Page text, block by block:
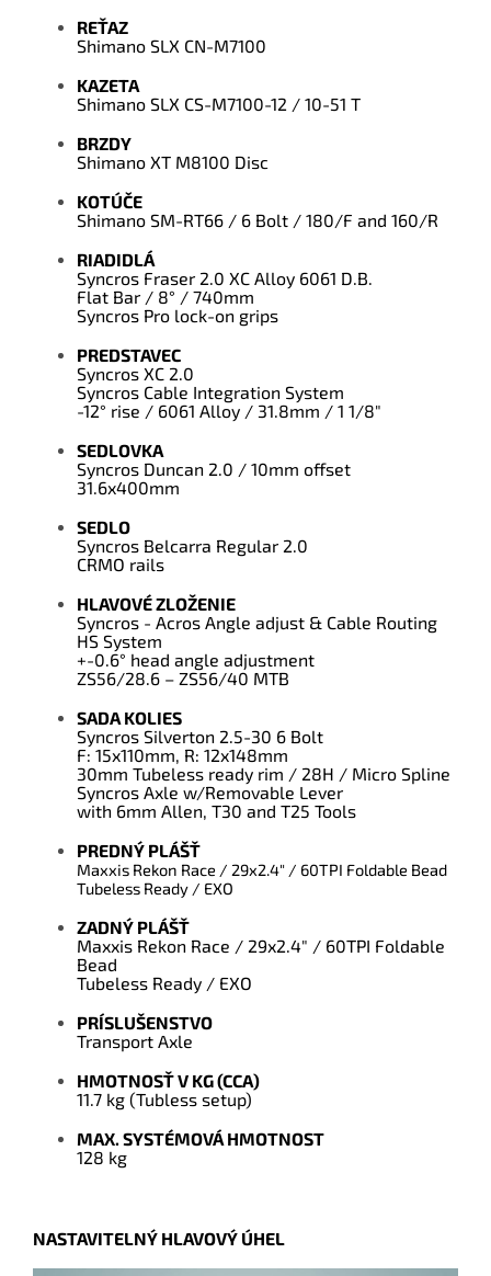
REŤAZ
Shimano SLX CN-M7100
KAZETA
Shimano SLX CS-M7100-12 / 10-51 T
BRZDY
Shimano XT M8100 Disc
KOTÚČE
Shimano SM-RT66 / 6 Bolt / 180/F and 160/R
RIADIDLÁ
Syncros Fraser 2.0 XC Alloy 6061 D.B.
Flat Bar / 8° / 740mm
Syncros Pro lock-on grips
PREDSTAVEC
Syncros XC 2.0
Syncros Cable Integration System
-12° rise / 6061 Alloy / 31.8mm / 1 1/8"
SEDLOVKA
Syncros Duncan 2.0 / 10mm offset
31.6x400mm
SEDLO
Syncros Belcarra Regular 2.0
CRMO rails
HLAVOVÉ ZLOŽENIE
Syncros - Acros Angle adjust & Cable Routing
HS System
+-0.6° head angle adjustment
ZS56/28.6 – ZS56/40 MTB
SADA KOLIES
Syncros Silverton 2.5-30 6 Bolt
F: 15x110mm, R: 12x148mm
30mm Tubeless ready rim / 28H / Micro Spline
Syncros Axle w/Removable Lever
with 6mm Allen, T30 and T25 Tools
PREDNÝ PLÁŠŤ
Maxxis Rekon Race / 29x2.4" / 60TPI Foldable Bead
Tubeless Ready / EXO
ZADNÝ PLÁŠŤ
Maxxis Rekon Race / 29x2.4" / 60TPI Foldable
Bead
Tubeless Ready / EXO
PRÍSLUŠENSTVO
Transport Axle
HMOTNOSŤ V KG (CCA)
11.7 kg (Tubless setup)
MAX. SYSTÉMOVÁ HMOTNOST
128 kg
NASTAVITELNÝ HLAVOVÝ ÚHEL